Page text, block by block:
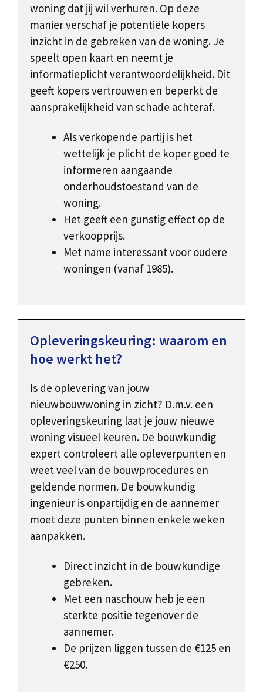
woning dat jij wil verhuren. Op deze
manier verschaf je potentiële kopers
inzicht in de gebreken van de woning. Je
speelt open kaart en neemt je
informatieplicht verantwoordelijkheid. Dit
geeft kopers vertrouwen en beperkt de
aansprakelijkheid van schade achteraf.
Als verkopende partij is het
wettelijk je plicht de koper goed te
informeren aangaande
onderhoudstoestand van de
woning.
Het geeft een gunstig effect op de
verkoopprijs.
Met name interessant voor oudere
woningen (vanaf 1985).
Opleveringskeuring: waarom en
hoe werkt het?
Is de oplevering van jouw
nieuwbouwwoning in zicht? D.m.v. een
opleveringskeuring laat je jouw nieuwe
woning visueel keuren. De bouwkundig
expert controleert alle opleverpunten en
weet veel van de bouwprocedures en
geldende normen. De bouwkundig
ingenieur is onpartijdig en de aannemer
moet deze punten binnen enkele weken
aanpakken.
Direct inzicht in de bouwkundige
gebreken.
Met een naschouw heb je een
sterkte positie tegenover de
aannemer.
De prijzen liggen tussen de €125 en
€250.